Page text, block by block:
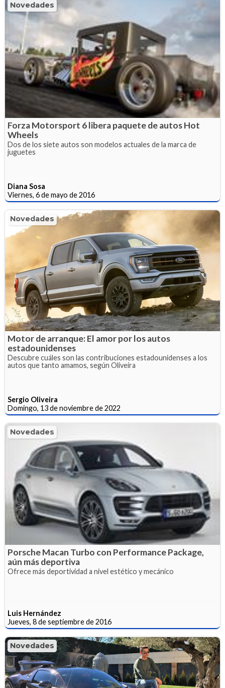
Novedades
Forza Motorsport 6 libera paquete de autos Hot
Wheels
Dos de los siete autos son modelos actuales de la marca de
juguetes
Diana Sosa
Viernes, 6 de mayo de 2016
Novedades
Motor de arranque: El amor por los autos
estadounidenses
Descubre cuáles son las contribuciones estadounidenses a los
autos que tanto amamos, según Oliveira
Sergio Oliveira
Domingo, 13 de noviembre de 2022
Novedades
Porsche Macan Turbo con Performance Package,
aún más deportiva
Ofrece más deportividad a nivel estético y mecánico
Luis Hernández
Jueves, 8 de septiembre de 2016
Novedades